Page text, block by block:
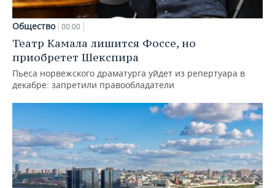
Общество 00:00
Театр Камала лишится Фоссе, но
приобретет Шекспира
Пьеса норвежского драматурга уйдет из репертуара в
декабре: запретили правообладатели